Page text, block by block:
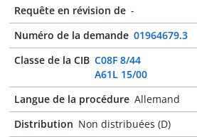
Requête en révision de -
Numéro de la demande 01964679.3
Classe de la CIB C08F 8/44
A61L 15/00
Langue de la procédure Allemand
Distribution Non distribuées (D)